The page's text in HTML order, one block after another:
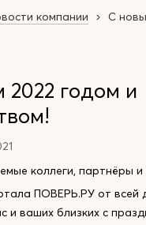
компании
С
годом и
коллеги, партнёры и
ПОВЕРЬ.РУ от всей
и ваших близких с